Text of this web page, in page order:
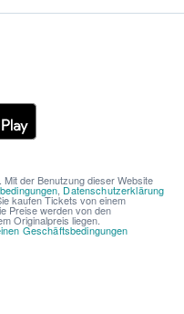
der Benutzung dieser Website
Datenschutzerklärung
kaufen Tickets von einem
Preise werden von den
Originalpreis liegen.
Geschäftsbedingungen